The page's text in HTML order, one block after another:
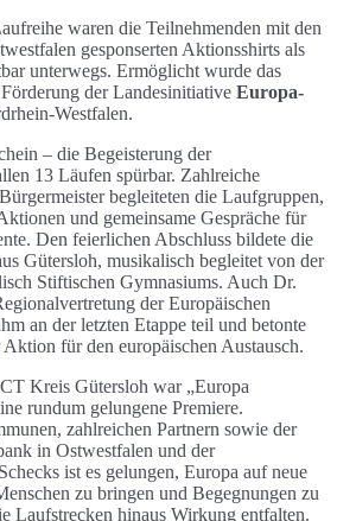
waren die Teilnehmenden mit den
gesponserten Aktionsshirts als
unterwegs. Ermöglicht wurde das
der Landesinitiative Europa-
Westfalen.
– die Begeisterung der
13 Läufen spürbar. Zahlreiche
begleiteten die Laufgruppen,
und gemeinsame Gespräche für
Den feierlichen Abschluss bildete die
Gütersloh, musikalisch begleitet von der
Stiftischen Gymnasiums. Auch Dr.
der Europäischen
an der letzten Etappe teil und betonte
für den europäischen Austausch.
Kreis Gütersloh war „Europa
rundum gelungene Premiere.
zahlreichen Partnern sowie der
in Ostwestfalen und der
ist es gelungen, Europa auf neue
zu bringen und Begegnungen zu
Laufstrecken hinaus Wirkung entfalten.